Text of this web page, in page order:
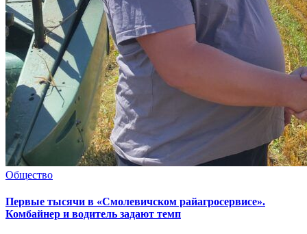
Общество
Первые тысячи в «Смолевичском райагросервисе».
Комбайнер и водитель задают темп